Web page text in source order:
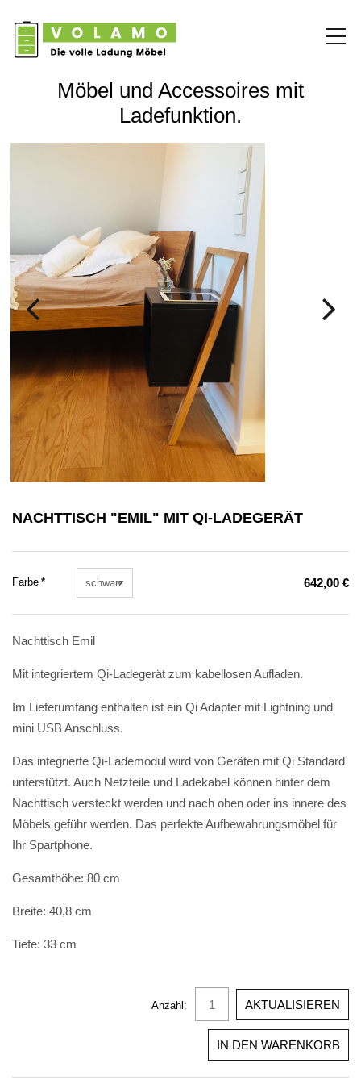
Möbel und Accessoires mit
Ladefunktion.
NACHTTISCH "EMIL" MIT QI-LADEGERÄT
Pflichtfeld
Farbe * 642,00 €
Nachttisch Emil
Mit integriertem Qi-Ladegerät zum kabellosen Aufladen.
Im Lieferumfang enthalten ist ein Qi Adapter mit Lightning und
mini USB Anschluss.
Das integrierte Qi-Lademodul wird von Geräten mit Qi Standard
unterstützt. Auch Netzteile und Ladekabel können hinter dem
Nachttisch versteckt werden und nach oben oder ins innere des
Möbels geführ werden. Das perfekte Aufbewahrungsmöbel für
Ihr Spartphone.
Gesamthöhe: 80 cm
Breite: 40,8 cm
Tiefe: 33 cm
Anzahl: